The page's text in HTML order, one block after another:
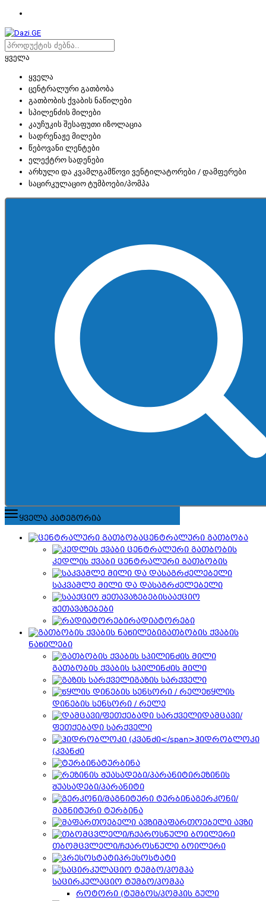
ყველა
ყველა
ცენტრალური გათბობა
გათბობის ქვაბის ნაწილები
სპილენძის მილები
კაუჩუკის შესაფუთი იზოლაცია
სადრენაჟე მილები
წებოვანი ლენტები
ელექტრო სადენები
არხული და კვამლგამწოვი ვენტილატორები / დამფერები
საცირკულაციო ტუმბოები/პომპა
ყველა კატეგორია
ცენტრალური გათბობა
კედლის ქვაბი ცენტრალური გათბობის
საკვამლე მილი და დასაგრძელებელი
სააქციო
შეთავაზებები
რადიატორები
გათბობის ქვაბის
ნაწილები
გათბობის ქვაბის სპილინძის მილი
გაზის სარქველი
წყლის
დინების სენსორი / რელე
დამცავი/
ფეთქებადი სარქველი
ჰიდრობლოკი
(კვანძი
ტურბინა
რეზინის
შუასადები/პარანიტი
გერკონი/
მაგნიტური ტურბინა
მაფართოებელი ავზი
თბომცვლელი/ჩქაროსნული ბოილერი
პრესოსტატი
საცირკულაციო ტუმბო/პომპა
როტორი (ტუმბოს/პომპის გული